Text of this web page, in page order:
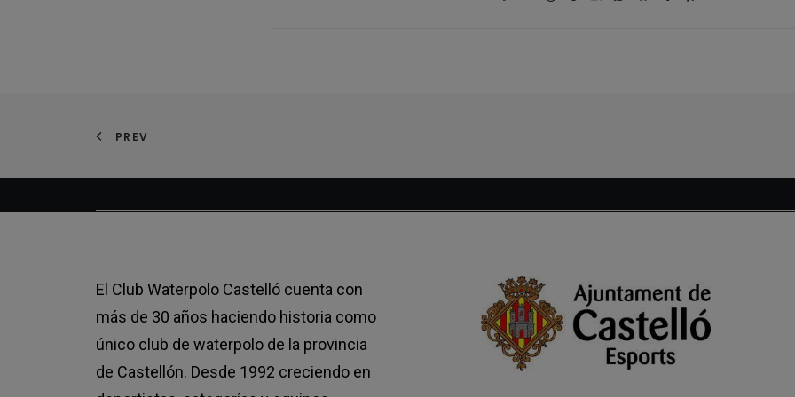
PREV
El Club Waterpolo Castelló cuenta con
más de 30 años haciendo historia como
único club de waterpolo de la provincia
de Castellón. Desde 1992 creciendo en